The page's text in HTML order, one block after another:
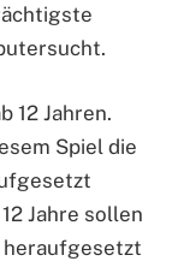
12 Jahren.
Spiel die
Jahre sollen
heraufgesetzt